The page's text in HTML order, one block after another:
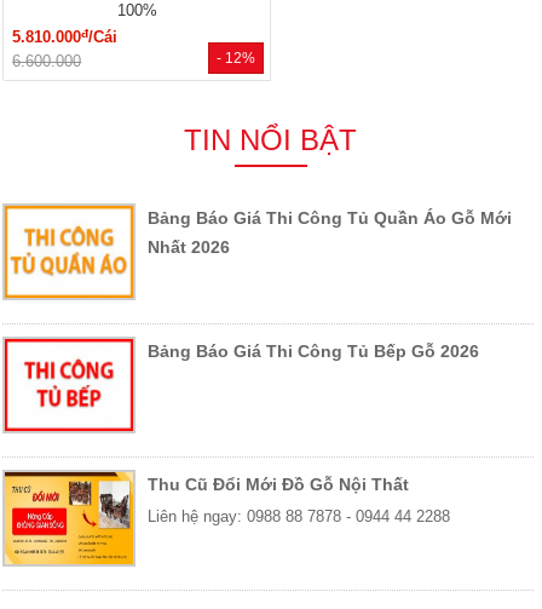
- 12%
100%
5.810.000đ/Cái
6.600.000
TIN NỔI BẬT
Bảng Báo Giá Thi Công Tủ Quần Áo Gỗ Mới
Nhất 2026
Bảng Báo Giá Thi Công Tủ Bếp Gỗ 2026
Thu Cũ Đổi Mới Đồ Gỗ Nội Thất
Liên hệ ngay: 0988 88 7878 - 0944 44 2288